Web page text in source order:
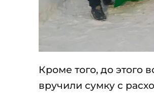
Кроме того, до этого
вручили сумку с